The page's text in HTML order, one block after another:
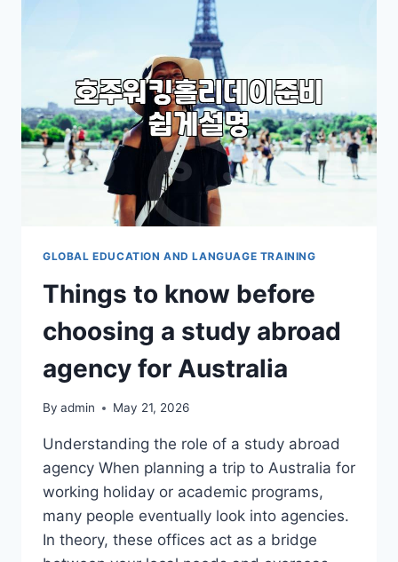
비
할
때
고
려
점
들
GLOBAL EDUCATION AND LANGUAGE TRAINING
Things to know before
choosing a study abroad
agency for Australia
By admin May 21, 2026
Understanding the role of a study abroad
agency When planning a trip to Australia for
working holiday or academic programs,
many people eventually look into agencies.
In theory, these offices act as a bridge